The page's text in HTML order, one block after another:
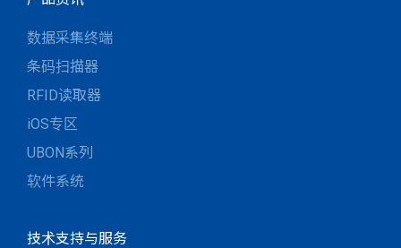
数据采集终端
条码扫描器
RFID读取器
iOS专区
UBON系列
软件系统
技术支持与服务